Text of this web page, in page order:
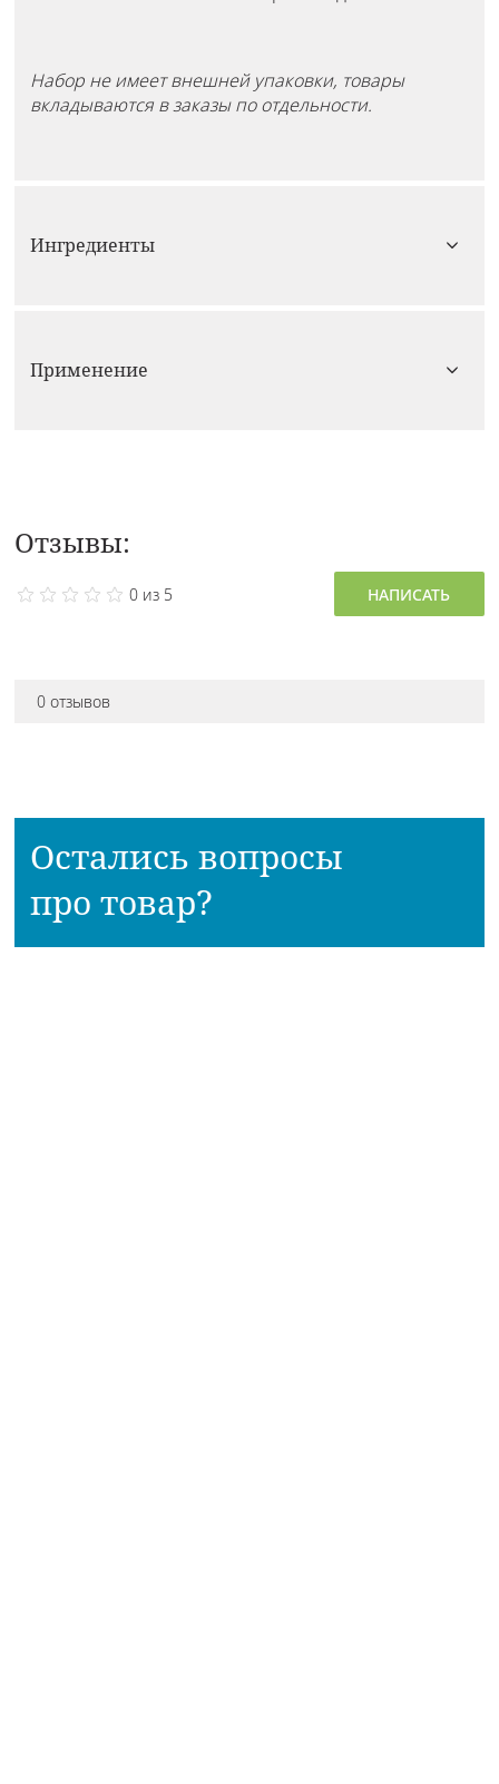
Набор не имеет внешней упаковки, товары
вкладываются в заказы по отдельности.
Ингредиенты
Применение
Отзывы:
0 из 5 НАПИСАТЬ
0 отзывов
Остались вопросы
про товар?
Наш консультант расскажет всё!